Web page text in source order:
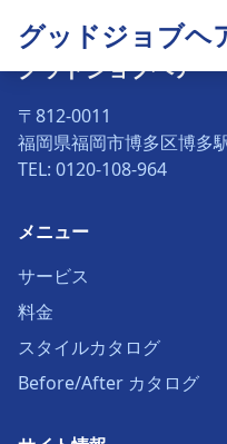
グッドジョブヘ
グッドジョブヘア
〒812-0011
福岡県福岡市博多区博多
TEL: 0120-108-964
メニュー
サービス
料金
スタイルカタログ
Before/After カタログ